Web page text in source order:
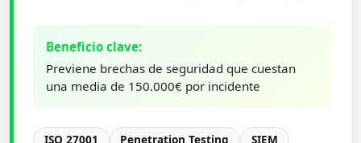
Beneficio clave:
Previene brechas de seguridad que cuestan
una media de 150.000€ por incidente
ISO 27001 Penetration Testing
SIEM